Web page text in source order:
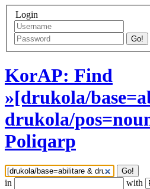
Login
Go!
KorAP: Find
»[drukola/
drukola/
Poliqarp
Go!
in
with